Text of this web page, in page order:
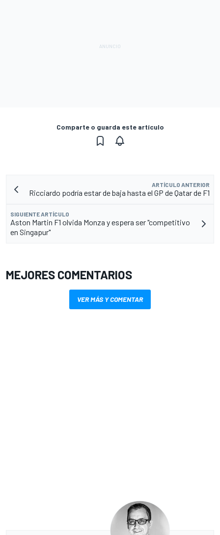
Comparte o guarda este artículo
ARTÍCULO ANTERIOR
Ricciardo podría estar de baja hasta el GP de Qatar de F1
SIGUIENTE ARTÍCULO
Aston Martin F1 olvida Monza y espera ser "competitivo
en Singapur"
MEJORES COMENTARIOS
VER MÁS Y COMENTAR